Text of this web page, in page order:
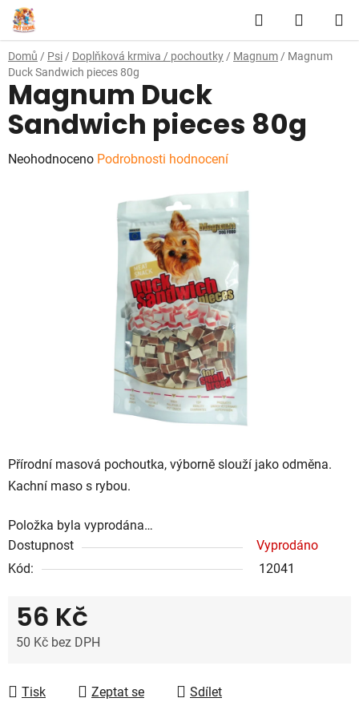
Přejít
na
obsah
Hledat
KOŠÍK
Domů / Psi / Doplňková krmiva / pochoutky / Magnum / Magnum
Duck Sandwich pieces 80g
Přírodní masová pochoutka, výborně slouží jako odměna.
Kachní maso s rybou.
Položka byla vyprodána…
Dostupnost
Vyprodáno
Kód:
12041
56 Kč
50 Kč bez DPH
Tisk
Zeptat se Sdílet
Magnum Duck
Sandwich pieces 80g
Průměrné
Neohodnoceno Podrobnosti hodnocení